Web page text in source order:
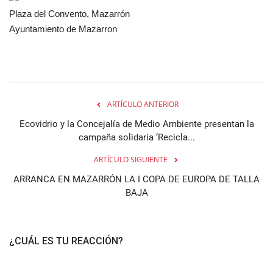
Plaza del Convento, Mazarrón
Ayuntamiento de Mazarron
ARTÍCULO ANTERIOR
Ecovidrio y la Concejalía de Medio Ambiente presentan la
campaña solidaria ‘Recicla...
ARTÍCULO SIGUIENTE
ARRANCA EN MAZARRÓN LA I COPA DE EUROPA DE TALLA
BAJA
¿CUÁL ES TU REACCIÓN?